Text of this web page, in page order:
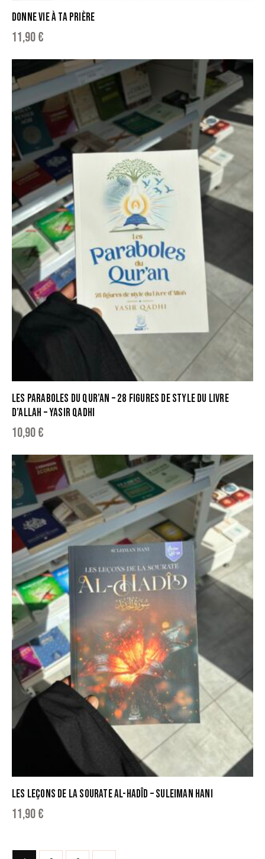
DONNE VIE À TA PRIÈRE
11,90€
LES PARABOLES DU QUR’AN – 28 FIGURES DE STYLE DU LIVRE
D’ALLAH – YASIR QADHI
10,90€
LES LEÇONS DE LA SOURATE AL-HADÎD – SULEIMAN HANI
11,90€